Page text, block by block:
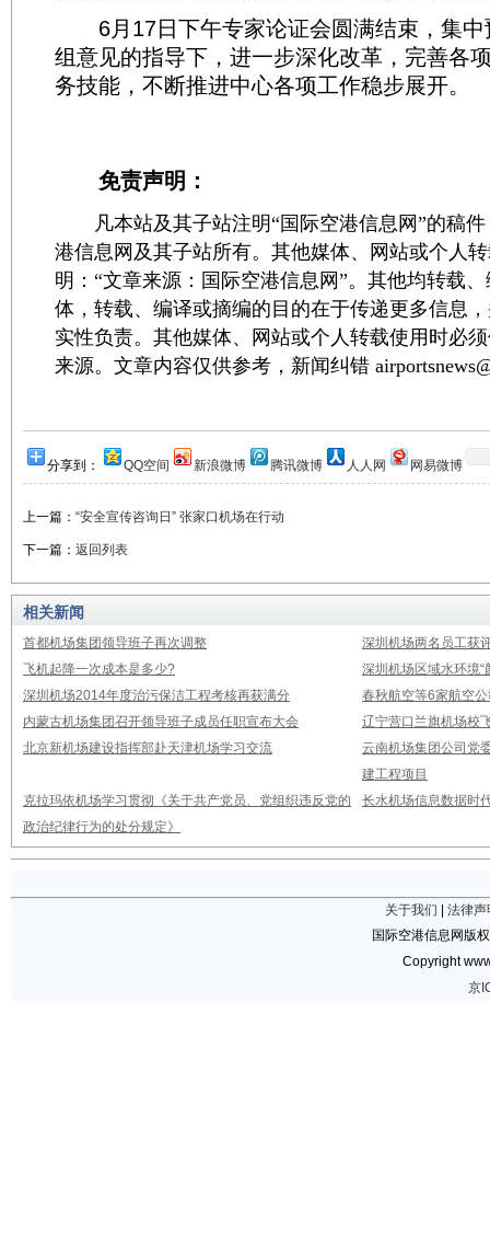
6月17日下午专家论证会圆满结束，集中
组意见的指导下，进一步深化改革，完善各
务技能，不断推进中心各项工作稳步展开。
免责声明：
凡本站及其子站注明“国际空港信息网”的稿件
港信息网及其子站所有。其他媒体、网站或个人
明：“文章来源：国际空港信息网”。其他均转载
体，转载、编译或摘编的目的在于传递更多信息
实性负责。其他媒体、网站或个人转载使用时必
来源。文章内容仅供参考，新闻纠错
分享到： QQ空间 新浪微博 腾讯微博 人人网 网易微博
上一篇： “安全宣传咨询日” 张家口机场在行动
下一篇： 返回列表
相关新闻
首都机场集团领导班子再次调整
深圳机场两名员工获
飞机起降一次成本是多少?
深圳机场区域水环境“
深圳机场2014年度治污保洁工程考核再获满分
春秋航空等6家航空
内蒙古机场集团召开领导班子成员任职宣布大会
辽宁营口兰旗机场校
北京新机场建设指挥部赴天津机场学习交流
云南机场集团公司党
建工程项目
克拉玛依机场学习贯彻《关于共产党员、党组织违反党的
政治纪律行为的处分规定》
长水机场信息数据时
关于我们
法律声
国际空港信息网版
Copyright
京